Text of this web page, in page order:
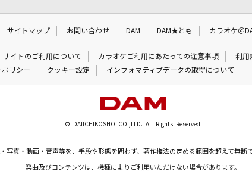
サイトマップ お問い合わせ DAM DAM★とも カラオケ＠
サイトのご利用について カラオケご利用にあたっての注意事項
利用
リシー
クッキー設定 インフォマティブデータの取得について
© DAIICHIKOSHO CO.,LTD. All Rights Reserved.
写真・動画・音声等を、手段や形態を問わず、著作権法の定める範囲を超えて無断
楽曲及びコンテンツは、機種によりご利用いただけない場合があります。